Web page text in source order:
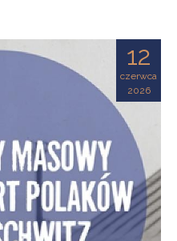
12
czerwca
2026